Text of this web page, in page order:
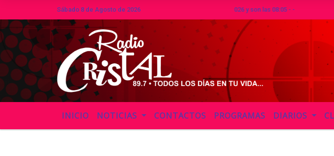
Sábado 8 de Agosto de 2026Hoy es Sábado 8 de Agosto de 2026 y son las 08:05 - -
INICIO NOTICIAS CONTACTOS PROGRAMAS DIARIOS